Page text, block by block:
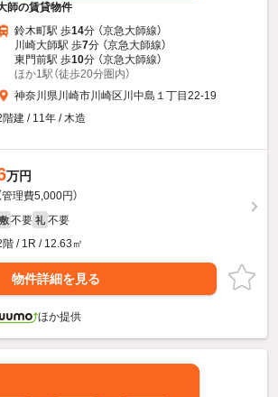
師の賃貸物件
鈴木町駅 歩14分 （京急大師線）
川崎大師駅 歩7分 （京急大師線）
東門前駅 歩10分 （京急大師線）
ほか1駅（徒歩20分圏内）
神奈川県川崎市川崎区川中島１丁目22-19
階建 / 11年 / 木造
万円
管理費5,000円）
敷 不要 礼 不要
階 / 1R / 12.63㎡
物件詳細を見る
ほか提供